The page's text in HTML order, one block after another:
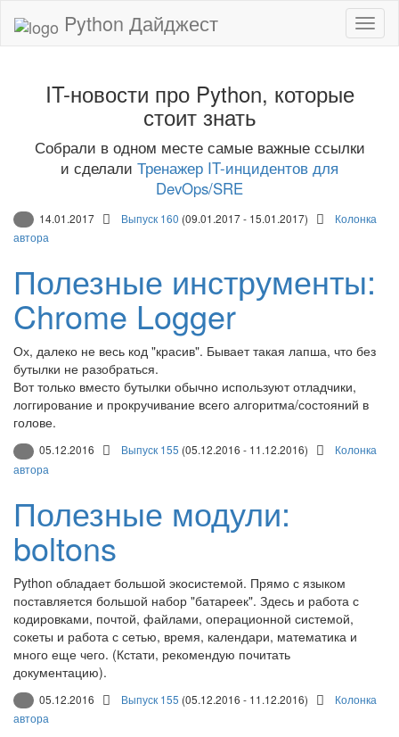
Python Дайджест
IT-новости про Python, которые
стоит знать
Собрали в одном месте самые важные ссылки
и сделали Тренажер IT-инцидентов для
DevOps/SRE
14.01.2017 Выпуск 160 (09.01.2017 - 15.01.2017)
Колонка
автора
Полезные инструменты:
Chrome Logger
Ох, далеко не весь код "красив". Бывает такая лапша, что без
бутылки не разобраться.
Вот только вместо бутылки обычно используют отладчики,
логгирование и прокручивание всего алгоритма/состояний в
голове.
05.12.2016 Выпуск 155 (05.12.2016 - 11.12.2016)
Колонка
автора
Полезные модули:
boltons
Python обладает большой экосистемой. Прямо с языком
поставляется большой набор "батареек". Здесь и работа с
кодировками, почтой, файлами, операционной системой,
сокеты и работа с сетью, время, календари, математика и
много еще чего. (Кстати, рекомендую почитать
документацию).
05.12.2016 Выпуск 155 (05.12.2016 - 11.12.2016)
Колонка
автора